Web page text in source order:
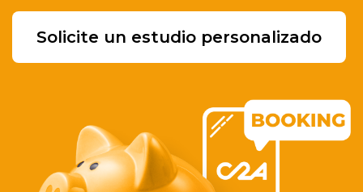
Solicite un estudio personalizado